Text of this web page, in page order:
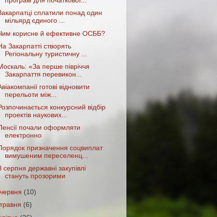
сплатили понад один
мільярд єдиного ...
корисне й ефективне ОСББ?
Закарпатті створять
Регіональну туристичну ...
«За перше півріччя
Закарпаття перевикон...
готові відновити
перельоти між...
конкурсний відбір
проектів наукових...
почали оформляти
електронно
призначення соцвиплат
вимушеним переселенц...
серпня державні закупівлі
стануть прозорими
червня (10)
травня (6)